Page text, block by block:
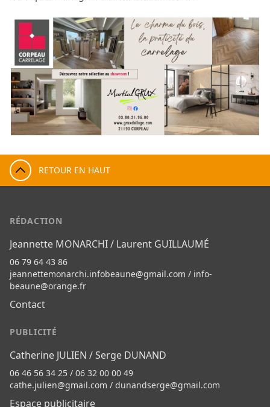
RETOUR EN HAUT
RÉDACTION
Jeannette MONARCHI / Laurent GUILLAUMÉ
06 79 64 43 86
jeannettemonarchi.infobeaune@gmail.com / info-
beaune@orange.fr
Contact
PUBLICITÉ
Catherine JULIEN / Serge DUNAND
06 46 56 34 25 / 06 32 00 00 49
cathe.julien@gmail.com / dunandserge@gmail.com
Espace publicitaire